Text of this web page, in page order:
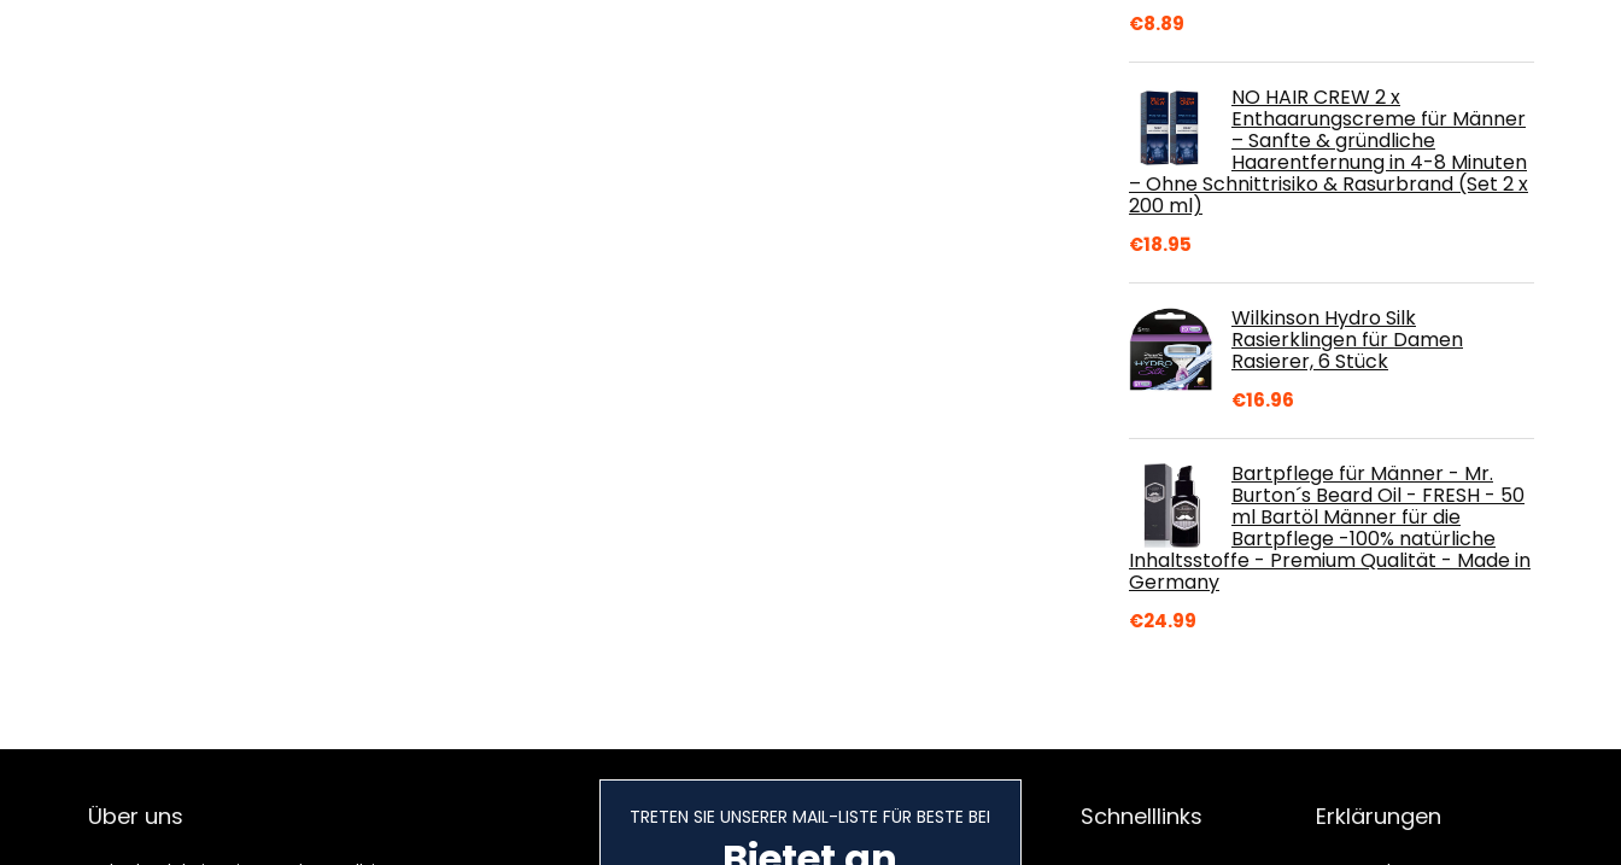
€8.89
NO HAIR CREW 2 x
Enthaarungscreme für Männer
– Sanfte & gründliche
Haarentfernung in 4-8 Minuten
– Ohne Schnittrisiko & Rasurbrand (Set 2 x
200 ml)
€18.95
Wilkinson Hydro Silk
Rasierklingen für Damen
Rasierer, 6 Stück
€16.96
Bartpflege für Männer - Mr.
Burton´s Beard Oil - FRESH - 50
ml Bartöl Männer für die
Bartpflege -100% natürliche
Inhaltsstoffe - Premium Qualität - Made in
Germany
€24.99
Über uns TRETEN SIE UNSERER MAIL-LISTE FÜR BESTE BEI Schnelllinks Erklärungen